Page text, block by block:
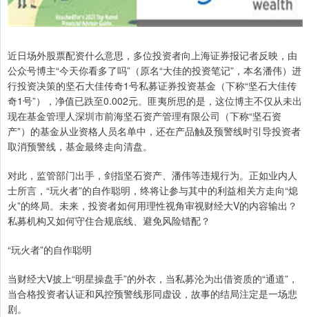
近日场外股票配资什么意思，多位投资者向上海证券报记者反映，由
公众号博主“今天你看多了吗”（原名“大佳的投资笔记”，本名潘伟）进
行投资决策的坚石大佳传奇1号私募证券投资基金（下称“坚石大佳传
奇1号”），净值已跌至0.002元。匪夷所思的是，这位博主不仅从未出
现在基金管理人深圳市前海坚石资产管理有限公司（下称“坚石资
产”）的基金从业资格人员名单中，还在产品触及预警线时引导投资者
取消预警线，基金最终走向清盘。
对此，监管部门出手，剑指坚石资产、潘伟等违规行为。正如业内人
士所言，“玩火者”的自作聪明，终将让参与其中的利益相关方走向“熄
火”的终局。未来，投资者如何用理性视角审视财经大V的内容输出？
私募机构又如何守住合规底线、避免风险错配？
“玩火者”的自作聪明
当财经大V披上“明星操盘手”的外衣，当私募沦为出借资质的“通道”，
当合格投资者认证和风控预警线形同虚设，故事的结局注定是一场悲
剧。